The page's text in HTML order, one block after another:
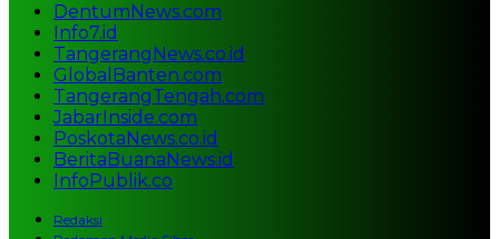
DentumNews.com
Info7.id
TangerangNews.co.id
GlobalBanten.com
TangerangTengah.com
JabarInside.com
PoskotaNews.co.id
BeritaBuanaNews.id
InfoPublik.co
Redaksi